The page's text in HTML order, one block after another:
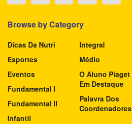
Browse by Category
Dicas Da Nutri
Esportes
Eventos
Fundamental I
Fundamental II
Infantil
Integral
Médio
O Aluno Piaget
Em Destaque
Palavra Dos
Coordenadores